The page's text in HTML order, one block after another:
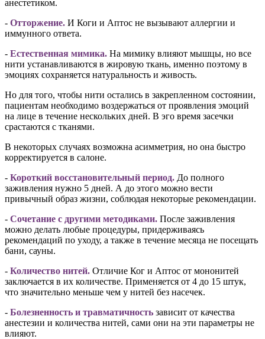
анестетиком.
- Отторжение. И Коги и Аптос не вызывают аллергии и
иммунного ответа.
- Естественная мимика. На мимику влияют мышцы, но все
нити устанавливаются в жировую ткань, именно поэтому в
эмоциях сохраняется натуральность и живость.
Но для того, чтобы нити остались в закрепленном состоянии,
пациентам необходимо воздержаться от проявления эмоций
на лице в течение нескольких дней. В эго время засечки
срастаются с тканями.
В некоторых случаях возможна асимметрия, но она быстро
корректируется в салоне.
- Короткий восстановительный период. До полного
заживления нужно 5 дней. А до этого можно вести
привычный образ жизни, соблюдая некоторые рекомендации.
- Сочетание с другими методиками. После заживления
можно делать любые процедуры, придерживаясь
рекомендаций по уходу, а также в течение месяца не посещать
бани, сауны.
- Количество нитей. Отличие Ког и Аптос от мононитей
заключается в их количестве. Применяется от 4 до 15 штук,
что значительно меньше чем у нитей без насечек.
- Болезненность и травматичность зависит от качества
анестезии и количества нитей, сами они на эти параметры не
влияют.